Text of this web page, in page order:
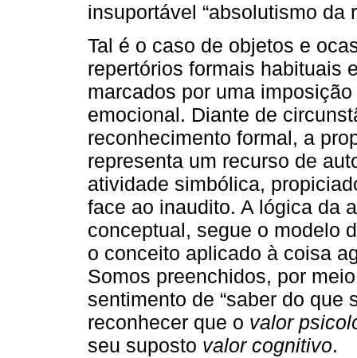
insuportável “absolutismo da
Tal é o caso de objetos e
repertórios formais habituais
marcados por uma
emocional. Diante de
reconhecimento formal, a
representa um recurso de
atividade simbólica,
face ao inaudito. A lógica da
conceptual, segue o modelo
o conceito aplicado à coisa
Somos preenchidos, por
sentimento de “saber do que
reconhecer que o valor
seu suposto valor cognitivo.